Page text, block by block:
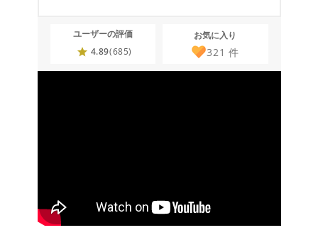
ユーザーの評価
4.89(685)
お気に入り
321 件